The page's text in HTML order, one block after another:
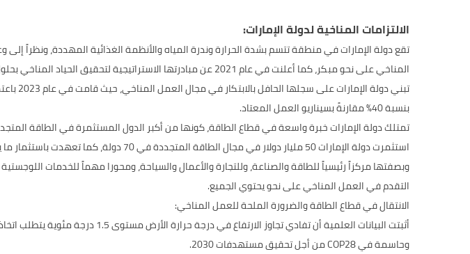
الالتزامات المناخية لدولة الإمارات:
تقع دولة الإمارات في منطقة تتسم بشدة الحرارة وندرة المياه والأنظمة الغذائية المهددة، ونظراً
المناخي على نحو مبكر، كما أعلنت في عام 2021 عن مبادرتها الاستراتيجية لتحقيق الحياد المناخي بحلول 2050، وخطة لاستثمار 163 مليار دولار على مدى 30 عاماً.
تبني
بنسبة 40% مقارنةً بسيناريو العمل المعتاد.
تمتلك دولة الإمارات خبرة واسعة في قطاع الطاقة، كونها من أكبر الدول المستثمرة في الطاقة
استثمرت دولة الإمارات 50 مليار دولار في مجال الطاقة المتجددة في 70 دولة، كما تعهدت باستثمار ما يزيد عن 50 مليار دولار محلياً وعالمياً خلال العقد القادم.
وبصفتها مركزاً رئيسياً للطاقة والصناعة، وللتجارة والأعمال والسياحة، ومحورا مهماً للخدمات
التقدم في العمل المناخي على نحو يحتوي الجميع.
الانتقال في قطاع الطاقة والضرورة الملحة للعمل المناخي:
وحاسمة في COP28 من أجل تحقيق مستهدفات 2030.